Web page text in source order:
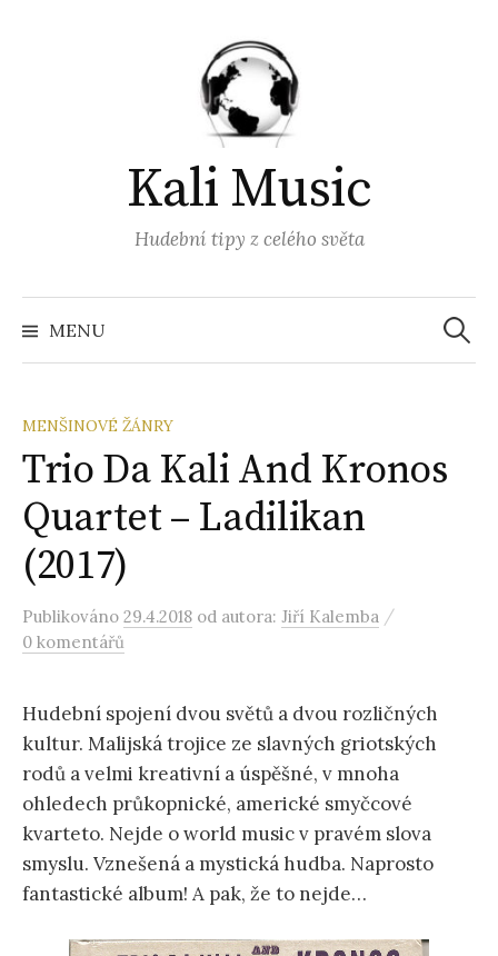
Kali Music
Hudební tipy z celého světa
MENU
MENŠINOVÉ ŽÁNRY
Trio Da Kali And Kronos
Quartet – Ladilikan
(2017)
Publikováno 29.4.2018 od autora: Jiří Kalemba /
0 komentářů
Hudební spojení dvou světů a dvou rozličných
kultur. Malijská trojice ze slavných griotských
rodů a velmi kreativní a úspěšné, v mnoha
ohledech průkopnické, americké smyčcové
kvarteto. Nejde o world music v pravém slova
smyslu. Vznešená a mystická hudba. Naprosto
fantastické album! A pak, že to nejde…